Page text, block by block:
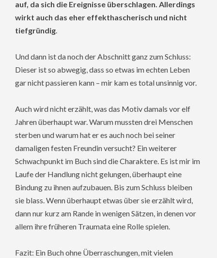
auf, da sich die Ereignisse überschlagen. Allerdings
wirkt auch das eher effekthascherisch und nicht
tiefgründig
Und dann ist da noch der Abschnitt ganz zum Schluss:
Dieser ist so abwegig, dass so etwas im echten Leben
gar nicht passieren kann – mir kam es total unsinnig vor.
Auch wird nicht erzählt, was das Motiv damals vor elf
Jahren überhaupt war. Warum mussten drei Menschen
sterben und warum hat er es auch noch bei seiner
damaligen festen Freundin versucht? Ein weiterer
Schwachpunkt im Buch sind die Charaktere. Es ist mir im
Laufe der Handlung nicht gelungen, überhaupt eine
Bindung zu ihnen aufzubauen. Bis zum Schluss bleiben
sie blass. Wenn überhaupt etwas über sie erzählt wird,
dann nur kurz am Rande in wenigen Sätzen, in denen vor
allem ihre früheren Traumata eine Rolle spielen.
Fazit: Ein Buch ohne Überraschungen, mit vielen